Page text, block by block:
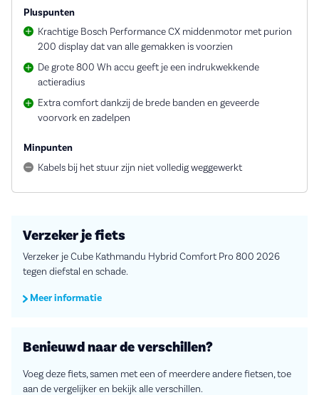
Pluspunten
Krachtige Bosch Performance CX middenmotor met purion
200 display dat van alle gemakken is voorzien
De grote 800 Wh accu geeft je een indrukwekkende
actieradius
Extra comfort dankzij de brede banden en geveerde
voorvork en zadelpen
Minpunten
Kabels bij het stuur zijn niet volledig weggewerkt
Verzeker je fiets
Verzeker je Cube Kathmandu Hybrid Comfort Pro 800 2026
tegen diefstal en schade.
Meer informatie
Benieuwd naar de verschillen?
Voeg deze fiets, samen met een of meerdere andere fietsen, toe
aan de vergelijker en bekijk alle verschillen.